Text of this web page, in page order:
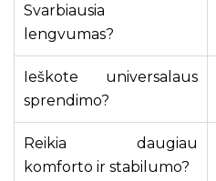
Svarbiausia
lengvumas?
Ieškote universalaus
sprendimo?
Reikia daugiau
komforto ir stabilumo?